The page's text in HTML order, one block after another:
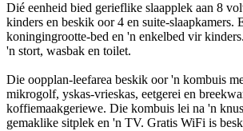
Dié eenheid bied gerieflike slaapplek aan 8
kinders en beskik oor 4 en suite-slaapkamers.
koningingrootte-bed en 'n enkelbed vir
'n stort, wasbak en toilet.
Die oopplan-leefarea beskik oor 'n kombuis
mikrogolf, yskas-vrieskas, eetgerei en
koffiemaakgeriewe. Die kombuis lei na 'n
gemaklike sitplek en 'n TV. Gratis WiFi is